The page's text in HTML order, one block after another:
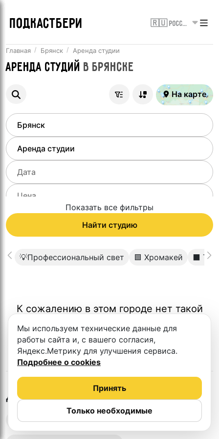
ПОДКАСТБЕРИ 🇷🇺 Россия
Главная Брянск Аренда студии
Аренда студий в Брянске
На карте
Показать все фильтры
Найти студию
💡Профессиональный свет 🟩 Хромакей ⬛️
К сожалению в этом городе нет такой
Другие студии в Брянске
Выездная запись подкастов
Мы используем технические данные для
работы сайта и, с вашего согласия,
Яндекс.Метрику для улучшения сервиса.
Подробнее о cookies
Только необходимые
Принять